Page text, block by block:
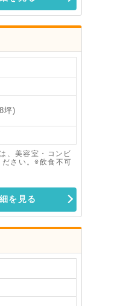
坪)
、美容室・コンビ
さい。※飲食不可
を見る